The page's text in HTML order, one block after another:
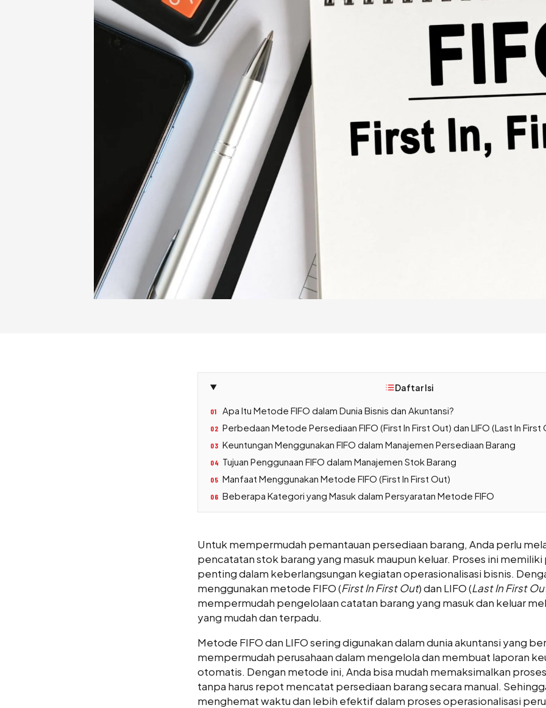
Daftar Isi
01 Apa Itu Metode FIFO dalam Dunia Bisnis dan Akuntansi?
02 Perbedaan Metode Persediaan FIFO (First In First Out) dan LIFO (Last In First
03 Keuntungan Menggunakan FIFO dalam Manajemen Persediaan Barang
04 Tujuan Penggunaan FIFO dalam Manajemen Stok Barang
05 Manfaat Menggunakan Metode FIFO (First In First Out)
06 Beberapa Kategori yang Masuk dalam Persyaratan Metode FIFO
Untuk mempermudah pemantauan persediaan barang, Anda perlu
pencatatan stok barang yang masuk maupun keluar. Proses ini
penting dalam keberlangsungan kegiatan operasionalisasi bisnis.
menggunakan metode FIFO (First In First Out) dan LIFO (Last In First
mempermudah pengelolaan catatan barang yang masuk dan keluar
yang mudah dan terpadu.
Metode FIFO dan LIFO sering digunakan dalam dunia akuntansi yang
mempermudah perusahaan dalam mengelola dan membuat laporan
otomatis. Dengan metode ini, Anda bisa mudah memaksimalkan
tanpa harus repot mencatat persediaan barang secara manual.
menghemat waktu dan lebih efektif dalam proses operasionalisasi